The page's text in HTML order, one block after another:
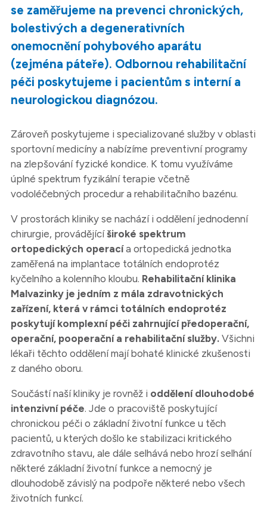
se zaměřujeme na prevenci chronických,
bolestivých a degenerativních
onemocnění pohybového aparátu
(zejména páteře). Odbornou rehabilitační
péči poskytujeme i pacientům s interní a
neurologickou diagnózou.
Zároveň poskytujeme i specializované služby v oblasti
sportovní medicíny a nabízíme preventivní programy
na zlepšování fyzické kondice. K tomu využíváme
úplné spektrum fyzikální terapie včetně
vodoléčebných procedur a rehabilitačního bazénu.
V prostorách kliniky se nachází i oddělení jednodenní
chirurgie, provádějícíširoké spektrum
ortopedických operacía ortopedická jednotka
zaměřená na implantace totálních endoprotéz
kyčelního a kolenního kloubu. Rehabilitační klinika
Malvazinky je jedním z mála zdravotnických
zařízení, která v rámci totálních endoprotéz
poskytují komplexní péči zahrnující předoperační,
operační, pooperační a rehabilitační služby.Všichni
lékaři těchto oddělení mají bohaté klinické zkušenosti
z daného oboru.
Součástí naší kliniky je rovněž i oddělení dlouhodobé
intenzivní péče. Jde o pracoviště poskytující
chronickou péči o základní životní funkce u těch
pacientů, u kterých došlo ke stabilizaci kritického
zdravotního stavu, ale dále selhává nebo hrozí selhání
některé základní životní funkce a nemocný je
dlouhodobě závislý na podpoře některé nebo všech
životních funkcí.